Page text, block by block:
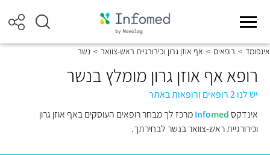
אינפומד > רופאים > אף אוזן גרון וכירורגיית ראש-צוואר > נשר
רופא אף אוזן גרון מומלץ בנשר
יש לנו 2 רופאים ורופאות באתר
אינדקס
Infomed
מרכז לך מבחר רופאים העוסקים באף אוזן גרון
וכירורגיית ראש-צוואר בנשר לבחירתך.